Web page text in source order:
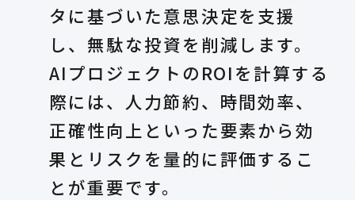
タに基づいた意思決定を支援
し、無駄な投資を削減します。
AIプロジェクトのROIを計算する
際には、人力節約、時間効率、
正確性向上といった要素から効
果とリスクを量的に評価するこ
とが重要です。